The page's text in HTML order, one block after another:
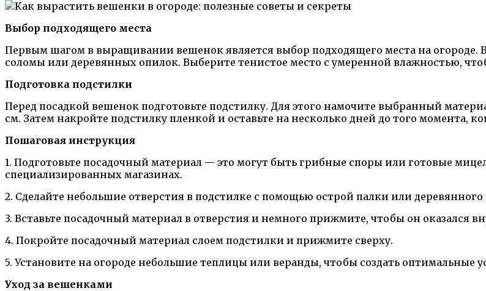
Выбор подходящего места
Первым шагом в выращивании вешенок является выбор подходящего места на огороде.
соломы или деревянных опилок. Выберите тенистое место с умеренной влажностью,
Подготовка подстилки
Перед посадкой вешенок подготовьте подстилку. Для этого намочите выбранный
см. Затем накройте подстилку пленкой и оставьте на несколько дней до того момента,
Пошаговая инструкция
1. Подготовьте посадочный материал — это могут быть грибные споры или готовые
специализированных магазинах.
2. Сделайте небольшие отверстия в подстилке с помощью острой палки или деревянного
3. Вставьте посадочный материал в отверстия и немного прижмите, чтобы он оказался
4. Покройте посадочный материал слоем подстилки и прижмите сверху.
5. Установите на огороде небольшие теплицы или веранды, чтобы создать оптимальные
Уход за вешенками